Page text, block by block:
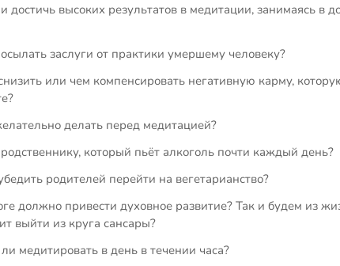
достичь высоких результатов в медитации, занимаясь в
заслуги от практики умершему человеку?
или чем компенсировать негативную карму,
делать перед медитацией?
который пьёт алкоголь почти каждый день?
родителей перейти на вегетарианство?
должно привести духовное развитие? Так и будем из
выйти из круга сансары?
медитировать в день в течении часа?